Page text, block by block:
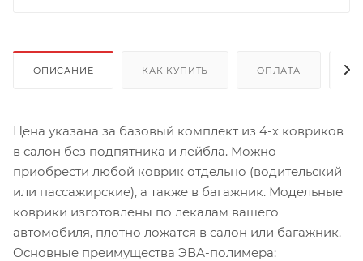
ОПИСАНИЕ КАК КУПИТЬ ОПЛАТА
Цена указана за базовый комплект из 4-х ковриков
в салон без подпятника и лейбла. Можно
приобрести любой коврик отдельно (водительский
или пассажирские), а также в багажник. Модельные
коврики изготовлены по лекалам вашего
автомобиля, плотно ложатся в салон или багажник.
Основные преимущества ЭВА-полимера: